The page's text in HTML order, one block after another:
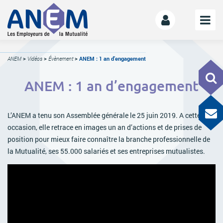
L’ANEM
La gouvernance
La Mutualité
L’ESS
LE MANIFESTE
ANEM > Vidéos > Évènement> ANEM : 1 an d’engagement
ANEM : 1 an d’engagement
L’ANEM a tenu son Assemblée générale le 25 juin 2019. A cette
occasion, elle retrace en images un an d’actions et de prises de
position pour mieux faire connaître la branche professionnelle de
la Mutualité, ses 55.000 salariés et ses entreprises mutualistes.